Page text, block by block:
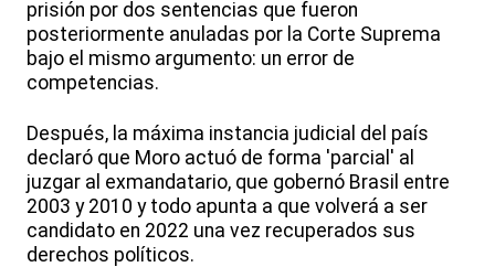
prisión por dos sentencias que fueron
posteriormente anuladas por la Corte Suprema
bajo el mismo argumento: un error de
competencias.
Después, la máxima instancia judicial del país
declaró que Moro actuó de forma 'parcial' al
juzgar al exmandatario, que gobernó Brasil entre
2003 y 2010 y todo apunta a que volverá a ser
candidato en 2022 una vez recuperados sus
derechos políticos.